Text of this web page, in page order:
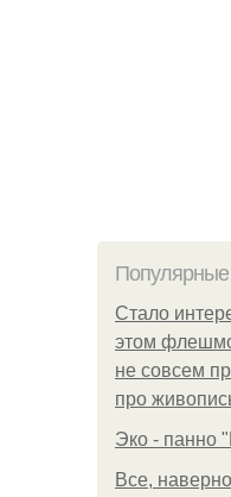
Стало
этом
не совсем
про
Эко - панно
Все,